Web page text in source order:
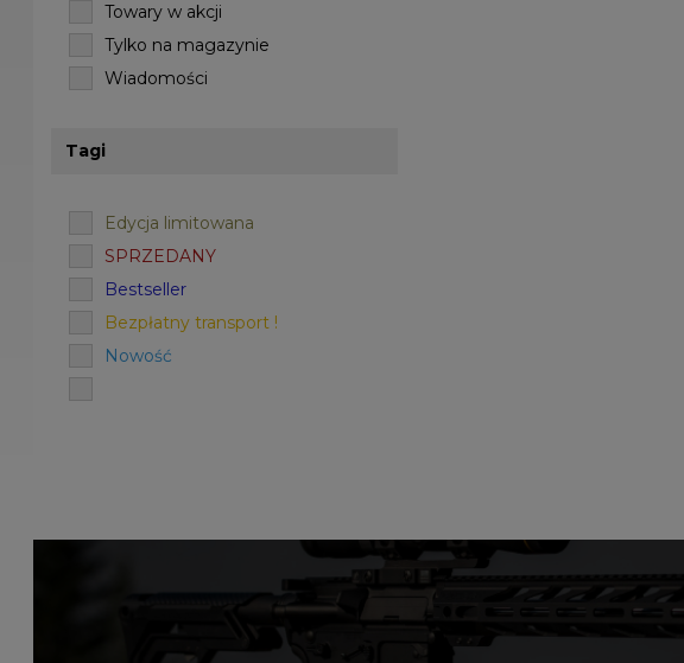
Towary w akcji
Tylko na magazynie
Wiadomości
Tagi
Edycja limitowana
SPRZEDANY
Bestseller
Bezpłatny transport !
Nowość